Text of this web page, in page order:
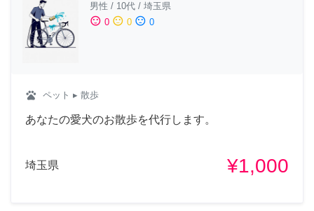
男性 / 10代 / 埼玉県
sentiment_satisfied 0 sentiment_neutral 0 sentiment_dissatisfied 0
pets ペット ▸ 散歩
あなたの愛犬のお散歩を代行します。
埼玉県 ¥1,000